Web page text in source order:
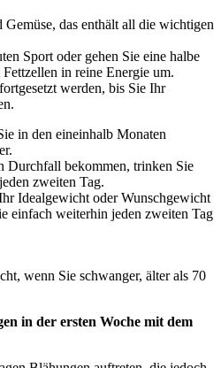
das enthält all die wichtigen
Sport oder gehen Sie eine halbe
in reine Energie um.
werden, bis Sie Ihr
in den eineinhalb Monaten
Durchfall bekommen, trinken Sie
zweiten Tag.
Idealgewicht oder Wunschgewicht
einfach weiterhin jeden zweiten Tag
wenn Sie schwanger, älter als 70
in der ersten Woche mit dem